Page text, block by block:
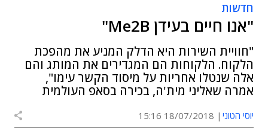
חדשות
"אנו חיים בעידן Me2B"
"חוויית השירות היא הדלק המניע את מהפכת
הלקוח. הלקוחות הם המגדירים את המותג והם
אלה שנטלו אחריות על מיסוד הקשר עימו",
אמרה שאליני מית'ה, בכירה בסאפ העולמית
יוסי הטוני 18/07/2018 15:16